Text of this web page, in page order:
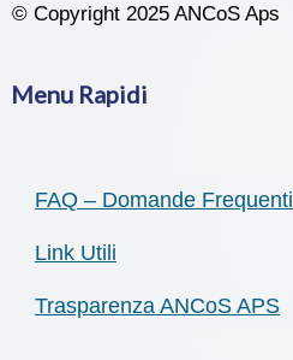
© Copyright 2025 ANCoS Aps
Menu Rapidi
FAQ – Domande Frequenti
Link Utili
Trasparenza ANCoS APS